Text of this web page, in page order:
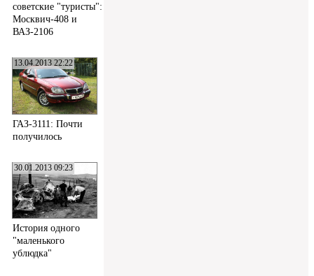
советские "туристы":
Москвич-408 и
ВАЗ-2106
13.04.2013 22:22
ГАЗ-3111: Почти
получилось
30.01.2013 09:23
История одного
"маленького
ублюдка"